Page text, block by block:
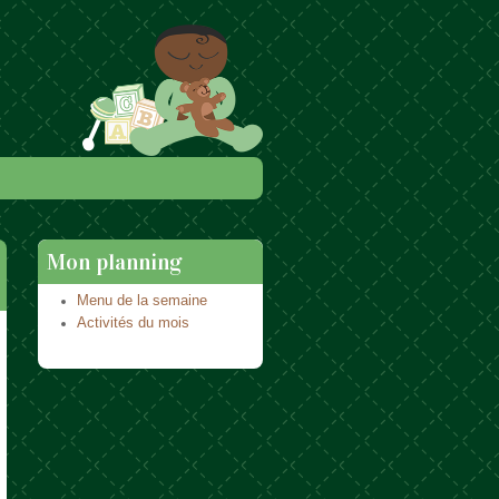
Mon planning
Menu de la semaine
Activités du mois